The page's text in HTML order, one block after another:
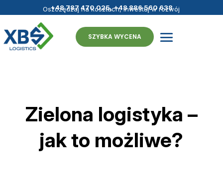
Oszczędzaj na kosztach, inwestuj w rozwój
- fulfillment bez granic
+48 787 470 025,+48 886 560 638
SZYBKA WYCENA
Zielona logistyka –
jak to możliwe?